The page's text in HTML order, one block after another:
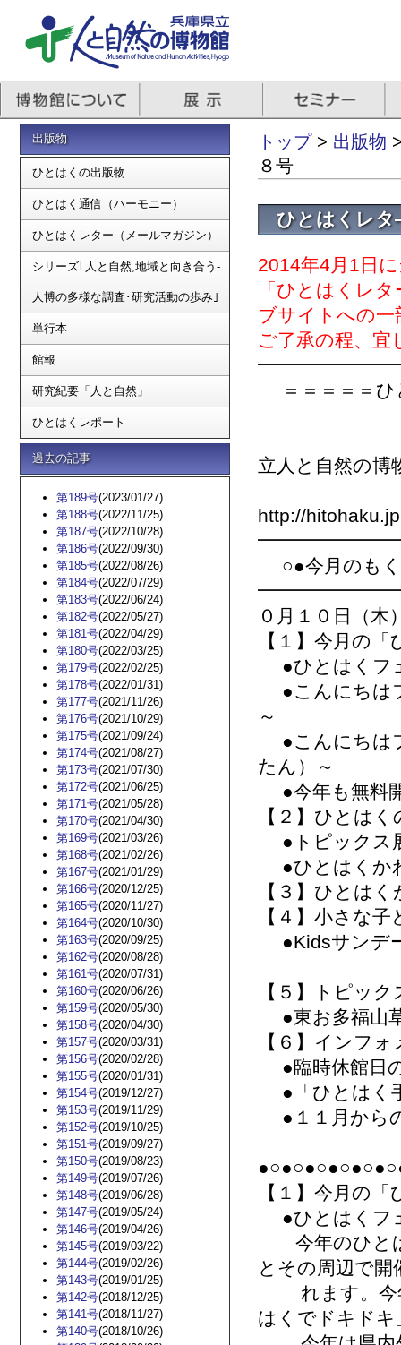
出版物
ひとはくの出版物
ひとはく通信（ハーモニー）
ひとはくレター（メールマガジン）
シリーズ｢人と自然,地域と向き合う-
人博の多様な調査･研究活動の歩み｣
単行本
館報
研究紀要「人と自然」
ひとはくレポート
過去の記事
第189号(2023/01/27)
第188号(2022/11/25)
第187号(2022/10/28)
第186号(2022/09/30)
第185号(2022/08/26)
第184号(2022/07/29)
第183号(2022/06/24)
第182号(2022/05/27)
第181号(2022/04/29)
第180号(2022/03/25)
第179号(2022/02/25)
第178号(2022/01/31)
第177号(2021/11/26)
第176号(2021/10/29)
第175号(2021/09/24)
第174号(2021/08/27)
第173号(2021/07/30)
第172号(2021/06/25)
第171号(2021/05/28)
第170号(2021/04/30)
第169号(2021/03/26)
第168号(2021/02/26)
第167号(2021/01/29)
第166号(2020/12/25)
第165号(2020/11/27)
第164号(2020/10/30)
第163号(2020/09/25)
第162号(2020/08/28)
第161号(2020/07/31)
第160号(2020/06/26)
第159号(2020/05/30)
第158号(2020/04/30)
第157号(2020/03/31)
第156号(2020/02/28)
第155号(2020/01/31)
第154号(2019/12/27)
第153号(2019/11/29)
第152号(2019/10/25)
第151号(2019/09/27)
第150号(2019/08/23)
第149号(2019/07/26)
第148号(2019/06/28)
第147号(2019/05/24)
第146号(2019/04/26)
第145号(2019/03/22)
第144号(2019/02/26)
第143号(2019/01/25)
第142号(2018/12/25)
第141号(2018/11/27)
第140号(2018/10/26)
トップ> 出版物
８号
ひとはくレ
2014年4月1日
「ひとはくレ
ブサイトへの
ご了承の程、宜
＝＝＝＝＝ひ
立人と自然の
http://hitohaku.jp
○●今月のも
０月１０日（
【１】今月の
●ひとはくフ
●こんにちは
～
●こんにちは
たん）～
●今年も無料
【２】ひとは
●トピックス
●ひとはくか
【３】ひとは
【４】小さな
●Kidsサンデ
【５】トピック
●東お多福山
【６】インフ
●臨時休館日
●「ひとはく
●１１月から
【１】今月の
●ひとはくフ
今年のひとは
とその周辺で開
れます。今年
はくでドキドキ